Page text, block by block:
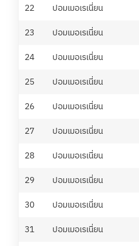
22
ปอมเมอเรเนี่ยน
23
ปอมเมอเรเนี่ยน
24
ปอมเมอเรเนี่ยน
25
ปอมเมอเรเนี่ยน
26
ปอมเมอเรเนี่ยน
27
ปอมเมอเรเนี่ยน
28
ปอมเมอเรเนี่ยน
29
ปอมเมอเรเนี่ยน
30
ปอมเมอเรเนี่ยน
31
ปอมเมอเรเนี่ยน